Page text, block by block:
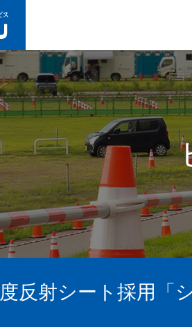
反射シート採用「